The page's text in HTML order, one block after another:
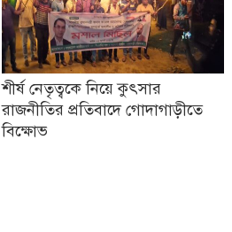
শীর্ষ নেতৃত্বকে নিয়ে কুৎসার
রাজনীতির প্রতিবাদে গোদাগাড়ীতে
বিক্ষোভ